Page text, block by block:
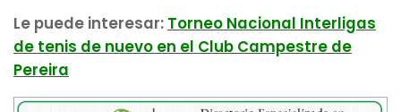
Le puede interesar: Torneo Nacional Interligas
de tenis de nuevo en el Club Campestre de
Pereira